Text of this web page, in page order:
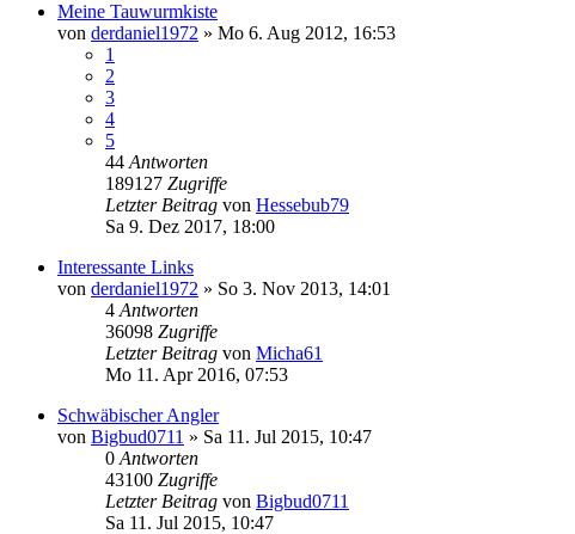
Meine Tauwurmkiste
von derdaniel1972 » Mo 6. Aug 2012, 16:53
1
2
3
4
5
44 Antworten
189127 Zugriffe
Letzter Beitrag von Hessebub79
Sa 9. Dez 2017, 18:00
Interessante Links
von derdaniel1972 » So 3. Nov 2013, 14:01
4 Antworten
36098 Zugriffe
Letzter Beitrag von Micha61
Mo 11. Apr 2016, 07:53
Schwäbischer Angler
von Bigbud0711 » Sa 11. Jul 2015, 10:47
0 Antworten
43100 Zugriffe
Letzter Beitrag von Bigbud0711
Sa 11. Jul 2015, 10:47